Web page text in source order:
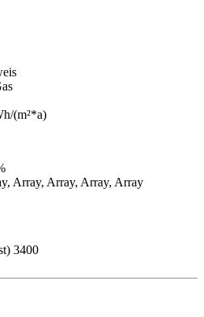
(m²*a)
Array, Array, Array, Array
3400